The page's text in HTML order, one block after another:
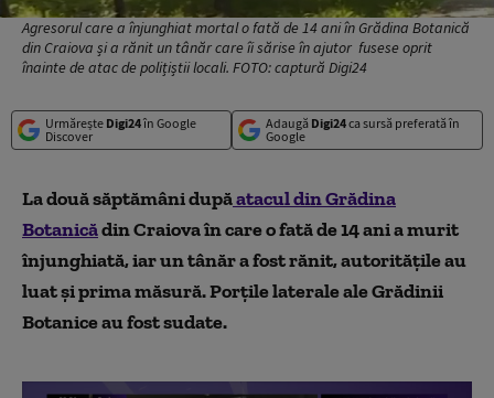
Agresorul care a înjunghiat mortal o fată de 14 ani în Grădina Botanică
din Craiova și a rănit un tânăr care îi sărise în ajutor fusese oprit
înainte de atac de polițiștii locali. FOTO: captură Digi24
Urmărește Digi24în Google
Discover
Adaugă Digi24ca sursă preferată în
Google
La două săptămâni dupăatacul din Grădina
Botanicădin Craiova în care o fată de 14 ani a murit
înjunghiată, iar un tânăr a fost rănit, autoritățile au
luat și prima măsură. Porțile laterale ale Grădinii
Botanice au fost sudate.